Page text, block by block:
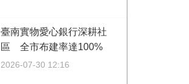
臺南實物愛心銀行深耕社
區 全市布建率達100%
2026-07-30 12:16